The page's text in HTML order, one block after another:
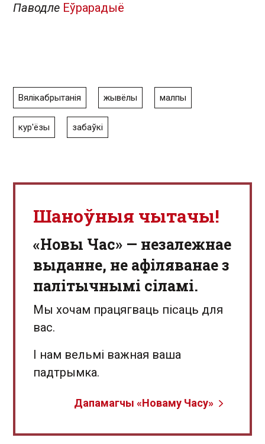
Паводле Еўрарадыё
Вялікабрытанія жывёлы малпы
кур'ёзы забаўкі
Шаноўныя чытачы!
«Новы Час» — незалежнае
выданне, не афіляванае з
палітычнымі сіламі.
Мы хочам працягваць пісаць для
вас.
І нам вельмі важная ваша
падтрымка.
Дапамагчы «Новаму Часу»